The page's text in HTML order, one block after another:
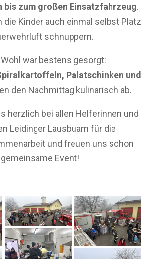
bis zum großen Einsatzfahrzeug.
die Kinder auch einmal selbst Platz
schnuppern.
war bestens gesorgt:
Palatschinken und
den Nachmittag kulinarisch ab.
herzlich bei allen Helferinnen und
Leidinger Lausbuam für die
und freuen uns schon
Event!